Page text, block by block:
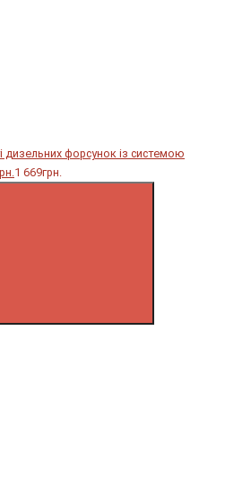
дизельних форсунок із системою
1 669грн.